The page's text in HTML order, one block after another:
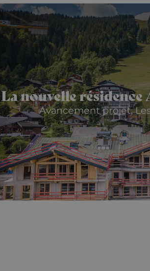
La nouvelle
Avancement projet,
_gid
_gat_UA-
103999891-3
_fbp
Meta
.alpine-
lodges.fr